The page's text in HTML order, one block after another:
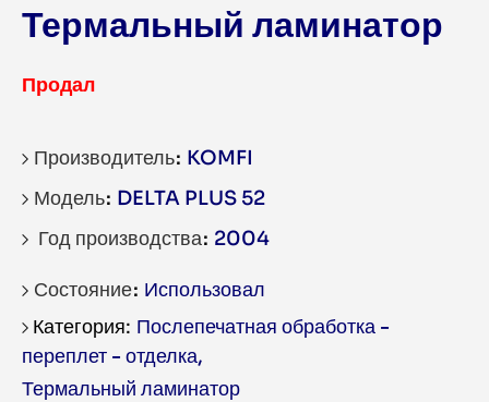
Термальный ламинатор
Продал
Производитель KOMFI
Модель DELTA PLUS 52
Год производства 2004
Состояние Использовал
Послепечатная обработка -
переплет - отделка
,
Термальный ламинатор